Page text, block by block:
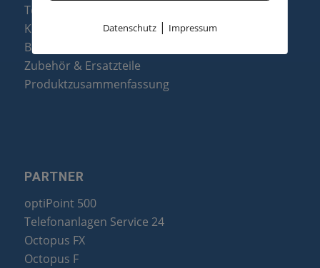
Telefone
Konftel Konferenztelefone
Baugruppen
Zubehör & Ersatzteile
Produktzusammenfassung
PARTNER
optiPoint 500
Telefonanlagen Service 24
Octopus FX
Octopus F
Datenschutz| Impressum